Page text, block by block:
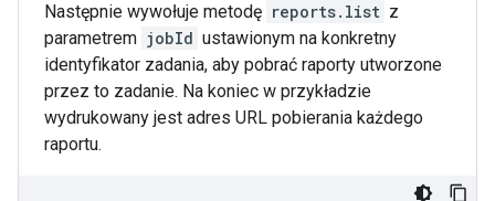
Następnie wywołuje metodę reports.list z
parametrem jobId ustawionym na konkretny
identyfikator zadania, aby pobrać raporty utworzone
przez to zadanie. Na koniec w przykładzie
wydrukowany jest adres URL pobierania każdego
raportu.